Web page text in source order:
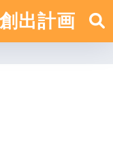
出計画